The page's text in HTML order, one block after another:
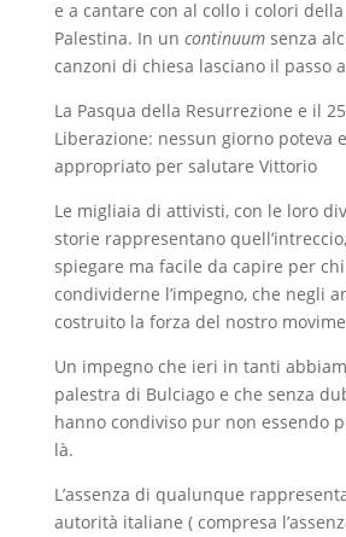
e a cantare con al collo i colori
Palestina. In un continuum senza
canzoni di chiesa lasciano il passo
La Pasqua della Resurrezione e il
Liberazione: nessun giorno poteva
appropriato per salutare Vittorio
Le migliaia di attivisti, con le loro
storie rappresentano
spiegare ma facile da capire per
condividerne l’impegno, che negli
costruito la forza del nostro
Un impegno che ieri in tanti
palestra di Bulciago e che senza
hanno condiviso pur non essendo
là.
L’assenza di qualunque
autorità italiane ( compresa